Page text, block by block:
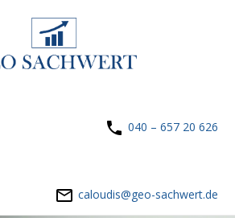
040 – 657 20 626
caloudis@geo-sachwert.de